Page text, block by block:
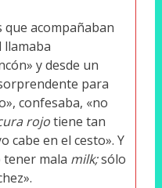
que acompañaban
llamaba
y desde un
para
confesaba, «no
rojotiene tan
cabe en el cesto». Y
tener mala milk;sólo